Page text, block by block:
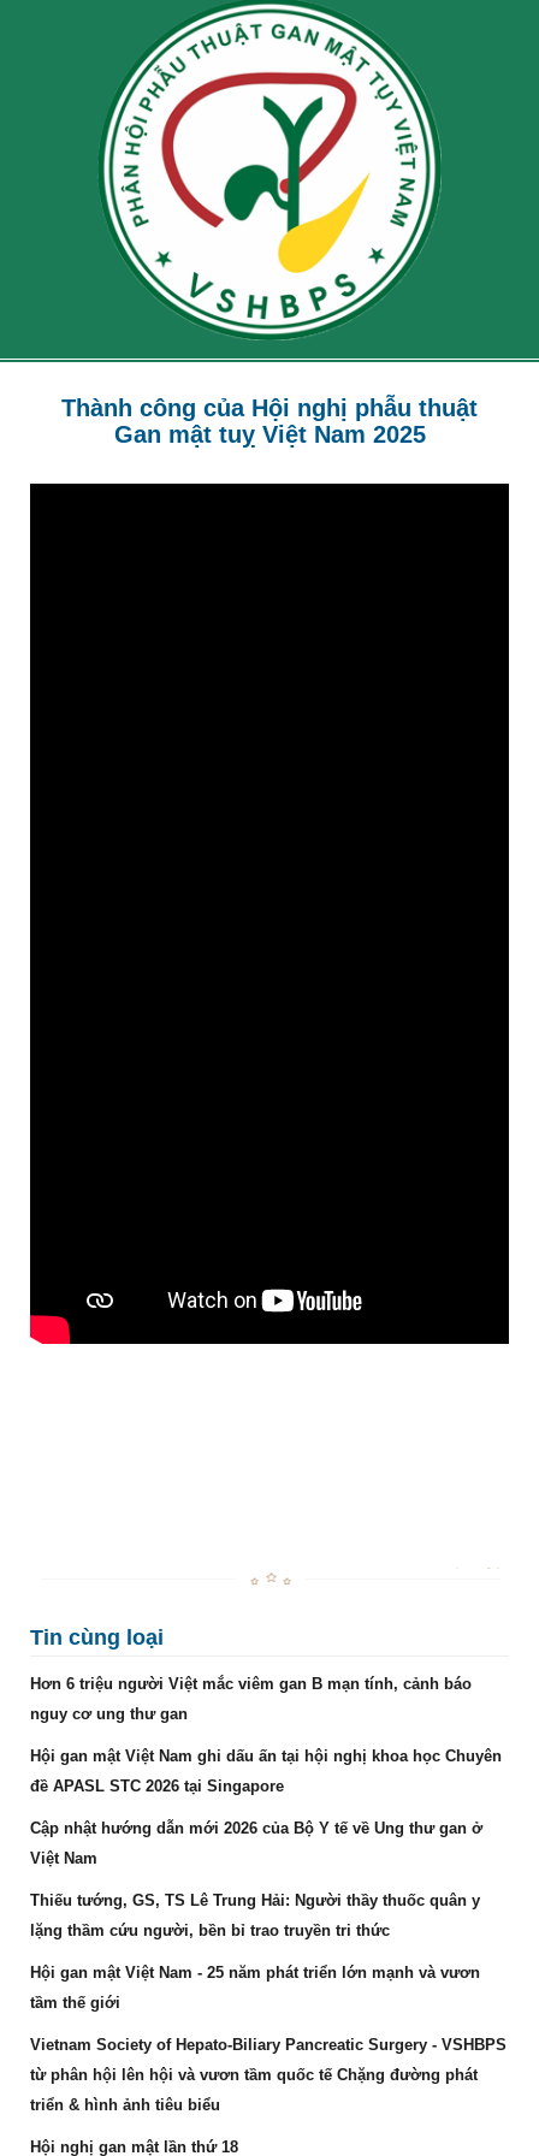
Thành công của Hội nghị phẫu thuật
Gan mật tuỵ Việt Nam 2025
Tin cùng loại
Hơn 6 triệu người Việt mắc viêm gan B mạn tính, cảnh báo
nguy cơ ung thư gan
Hội gan mật Việt Nam ghi dấu ấn tại hội nghị khoa học Chuyên
đề APASL STC 2026 tại Singapore
Cập nhật hướng dẫn mới 2026 của Bộ Y tế về Ung thư gan ở
Việt Nam
Thiếu tướng, GS, TS Lê Trung Hải: Người thầy thuốc quân y
lặng thầm cứu người, bền bỉ trao truyền tri thức
Hội gan mật Việt Nam - 25 năm phát triển lớn mạnh và vươn
tầm thế giới
Vietnam Society of Hepato-Biliary Pancreatic Surgery - VSHBPS
từ phân hội lên hội và vươn tầm quốc tế Chặng đường phát
triển & hình ảnh tiêu biểu
Hội nghị gan mật lần thứ 18